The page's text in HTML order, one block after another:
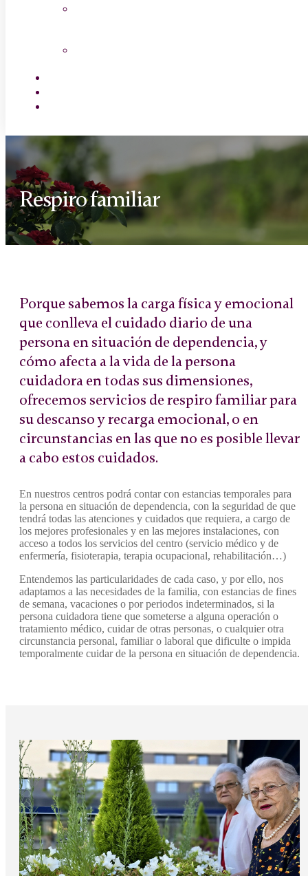
Respiro familiar
Porque sabemos la carga física y emocional
que conlleva el cuidado diario de una
persona en situación de dependencia, y
cómo afecta a la vida de la persona
cuidadora en todas sus dimensiones,
ofrecemos servicios de respiro familiar para
su descanso y recarga emocional, o en
circunstancias en las que no es posible llevar
a cabo estos cuidados.
En nuestros centros podrá contar con estancias temporales para
la persona en situación de dependencia, con la seguridad de que
tendrá todas las atenciones y cuidados que requiera, a cargo de
los mejores profesionales y en las mejores instalaciones, con
acceso a todos los servicios del centro (servicio médico y de
enfermería, fisioterapia, terapia ocupacional, rehabilitación…)
Entendemos las particularidades de cada caso, y por ello, nos
adaptamos a las necesidades de la familia, con estancias de fines
de semana, vacaciones o por periodos indeterminados, si la
persona cuidadora tiene que someterse a alguna operación o
tratamiento médico, cuidar de otras personas, o cualquier otra
circunstancia personal, familiar o laboral que dificulte o impida
temporalmente cuidar de la persona en situación de dependencia.